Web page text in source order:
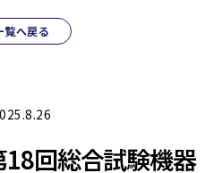
覧へ戻る
18回総合試験機器